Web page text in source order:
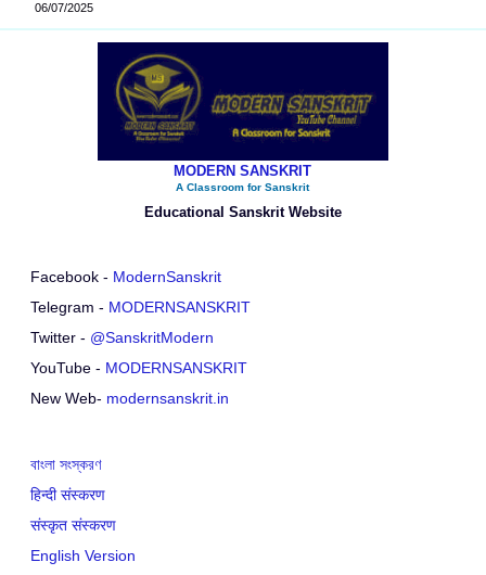
06/07/2025
MODERN SANSKRIT
A Classroom for Sanskrit
Educational Sanskrit Website
Facebook - ModernSanskrit
Telegram - MODERNSANSKRIT
Twitter - @SanskritModern
YouTube - MODERNSANSKRIT
New Web- modernsanskrit.in
বাংলা সংস্করণ
हिन्दी संस्करण
संस्कृत संस्करण
English Version